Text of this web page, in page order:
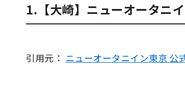
1.【大崎】ニューオータニ
引用元： ニューオータニイン東京 公